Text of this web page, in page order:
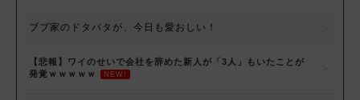
ブブ家のドタバタが、今日も愛おしい！
【悲報】ワイのせいで会社を辞めた新人が「3人」もいたことが
発覚ｗｗｗｗｗ
NEW!